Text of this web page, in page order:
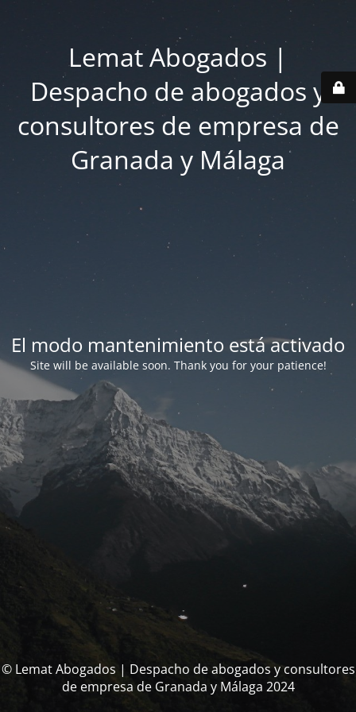
Lemat Abogados |
Despacho de abogados y
consultores de empresa de
Granada y Málaga
El modo mantenimiento está activado
Site will be available soon. Thank you for your patience!
© Lemat Abogados | Despacho de abogados y consultores
de empresa de Granada y Málaga 2024